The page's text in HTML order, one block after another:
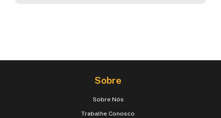
Sobre
Sobre Nós
Trabalhe Conosco